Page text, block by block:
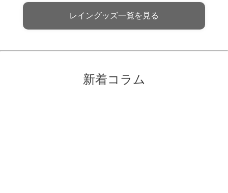
レイングッズ一覧を見る
新着コラム